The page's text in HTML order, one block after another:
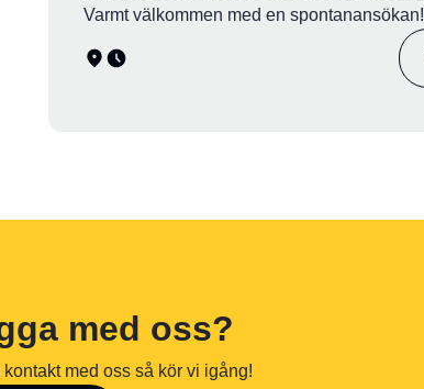
Varmt välkommen med en spontanansökan!
med oss?
med oss så kör vi igång!